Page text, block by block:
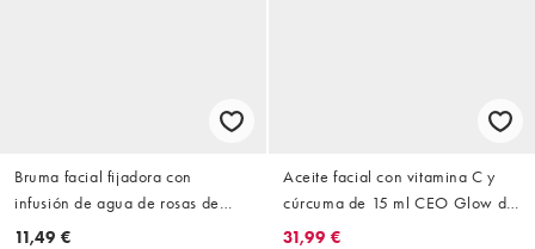
Bruma facial fijadora con
infusión de agua de rosas de
30 ml de Pixi
11,49 €
Aceite facial con vitamina C y
cúrcuma de 15 ml CEO Glow de
Sunday Riley
31,99 €